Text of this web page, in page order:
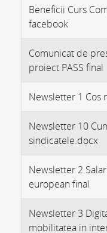
Beneficii Curs
facebook
Comunicat de
proiect PASS final
Newsletter 1 Cos
Newsletter 10
sindicatele.docx
Newsletter 2
european final
Newsletter 3
mobilitatea in